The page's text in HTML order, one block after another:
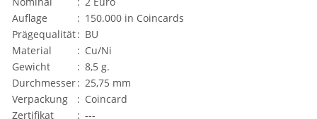
Auflage
: 150.000 in Coincards
Prägequalität: BU
Material
: Cu/Ni
Gewicht
: 8,5 g.
Durchmesser: 25,75 mm
Verpackung
: Coincard
Zertifikat
: ---